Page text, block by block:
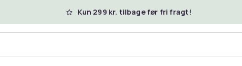
Kun 299 kr. tilbage før fri fragt!